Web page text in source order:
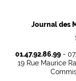
Journal des
01.47.92.86.99-
19 Rue Maurice